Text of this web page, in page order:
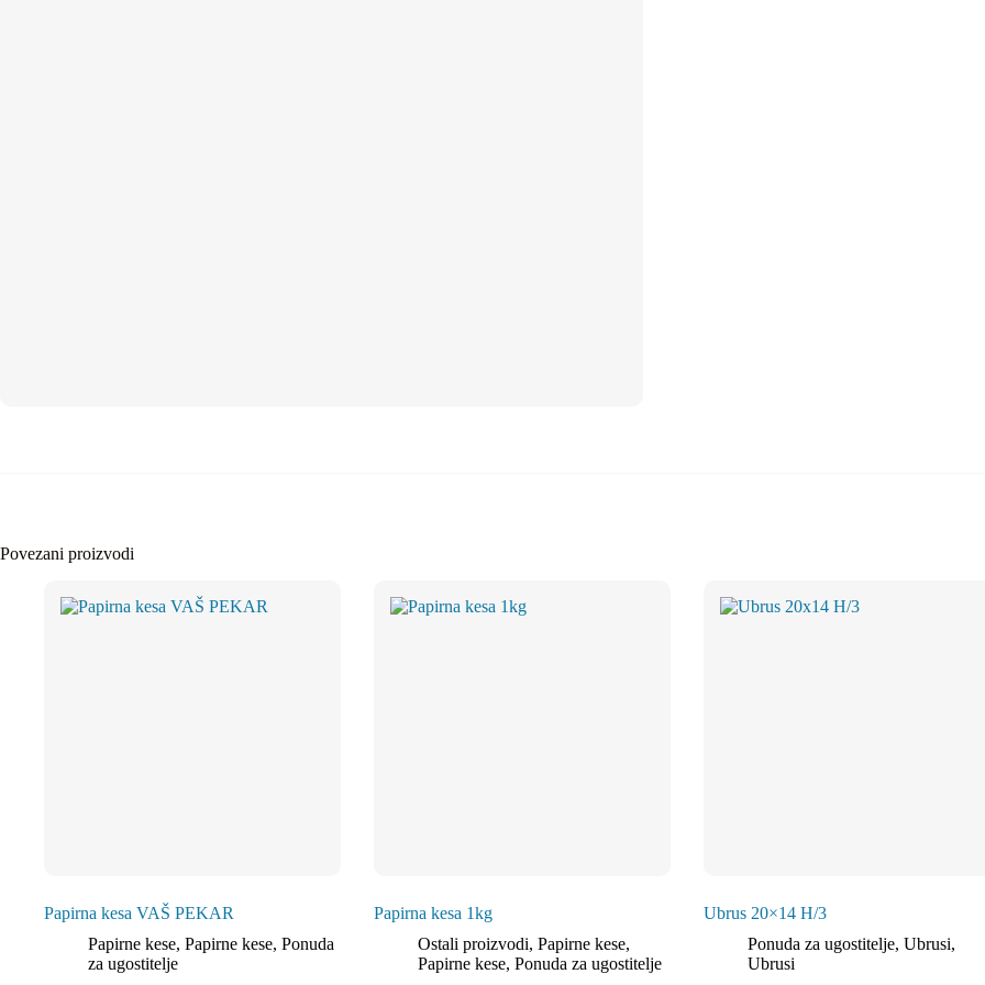
Povezani proizvodi
Papirna kesa VAŠ PEKAR
Papirne kese, Papirne kese, Ponuda
za ugostitelje
Papirna kesa 1kg
Ostali proizvodi, Papirne kese,
Papirne kese, Ponuda za ugostitelje
Ubrus 20×14 H/3
Ponuda za ugostitelje, Ubrusi,
Ubrusi